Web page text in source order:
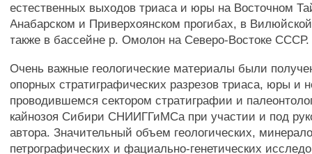
естественных выходов триаса и юры на Восточном
Анабарском и Приверхоянском прогибах, в
также в бассейне р. Омолон на Северо-Востоке СССР.
Очень важные геологические материалы были
опорных стратиграфических разрезов триаса, юры и
проводившемся сектором стратиграфии и
кайнозоя Сибири СНИИГГиМСа при участии и под
автора. Значительный объем геологических,
петрографических и фациально-генетических